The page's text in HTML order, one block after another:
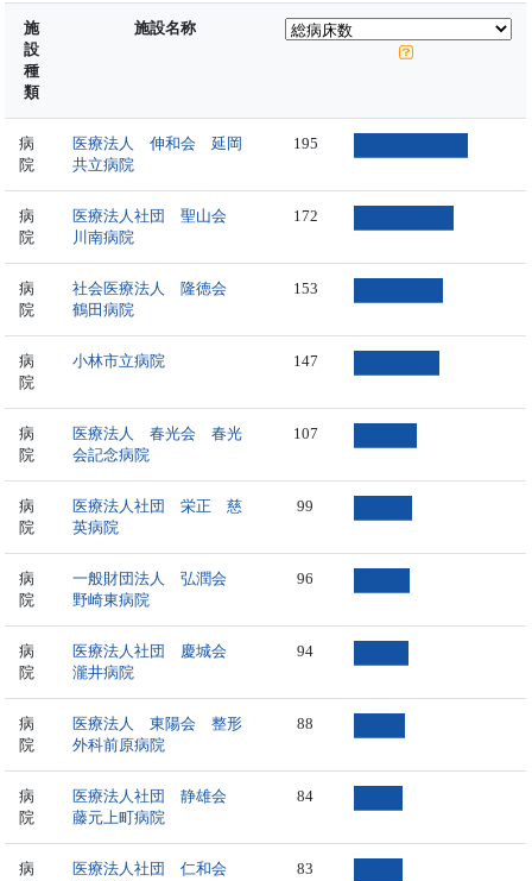
施
設
種
類
施設名称
病
院
医療法人 伸和会 延岡
共立病院
195
病
院
医療法人社団 聖山会
川南病院
172
病
院
社会医療法人 隆徳会
鶴田病院
153
病
院
小林市立病院 147
病
院
医療法人 春光会 春光
会記念病院
107
病
院
医療法人社団 栄正 慈
英病院
99
病
院
一般財団法人 弘潤会
野崎東病院
96
病
院
医療法人社団 慶城会
瀧井病院
94
病
院
医療法人 東陽会 整形
外科前原病院
88
病
院
医療法人社団 静雄会
藤元上町病院
84
病
医療法人社団 仁和会
83